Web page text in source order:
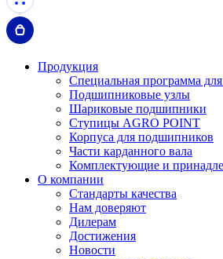
Продукция
Специальная программа для
Подшипниковые узлы
Шариковые подшипники
Ступицы AGRO POINT
Корпуса для подшипников
Части карданного вала
Комплектующие и
О компании
Стандарты качества
Нам доверяют
Дилерам
Достижения
Новости